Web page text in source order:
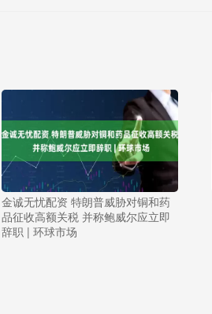
金诚无忧配资 特朗普威胁对铜和药
品征收高额关税 并称鲍威尔应立即
辞职 | 环球市场